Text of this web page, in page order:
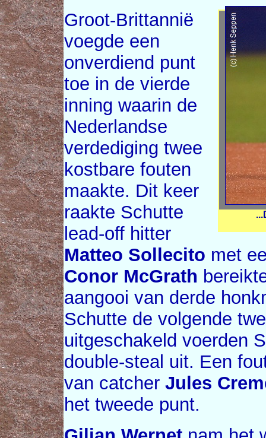
Groot-Brittannië
voegde een
onverdiend punt
toe in de vierde
inning waarin de
Nederlandse
verdediging twee
kostbare fouten
maakte. Dit keer
raakte Schutte
lead-off hitter
Matteo Sollecito met
Conor McGrath
aangooi van derde
Schutte de volgende
uitgeschakeld voerden
double-steal uit. Een
van catcher Jules
het tweede punt.